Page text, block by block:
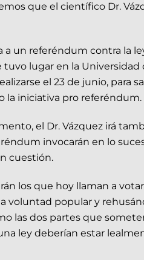
que el científico Dr.
un referéndum contra la
lugar en la
el 23 de junio, para
la iniciativa pro referéndum.
el Dr. Vázquez irá
invocarán en lo
cuestión.
los que hoy llaman a
voluntad popular y
las dos partes que
ley deberían estar